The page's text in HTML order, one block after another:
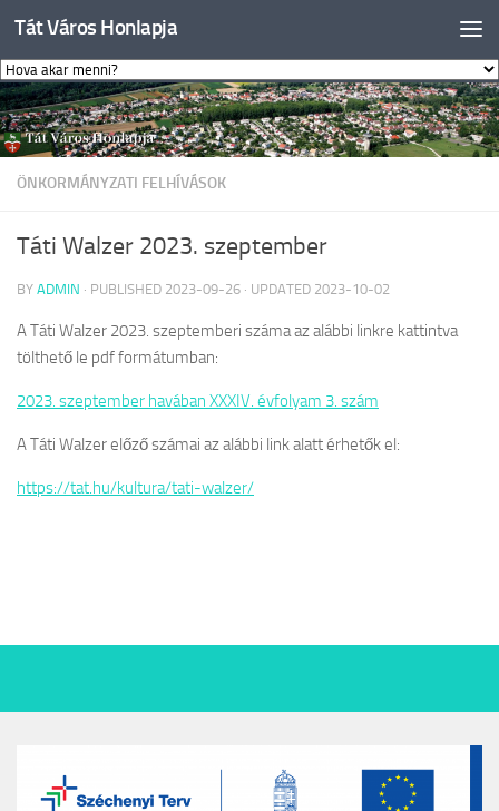
Skip to content
Tát Város Honlapja
ÖNKORMÁNYZATI FELHÍVÁSOK
Táti Walzer 2023. szeptember
BY ADMIN · PUBLISHED 2023-09-26 · UPDATED 2023-10-02
A Táti Walzer 2023. szeptemberi száma az alábbi linkre kattintva
tölthető le pdf formátumban:
2023. szeptember havában XXXIV. évfolyam 3. szám
A Táti Walzer előző számai az alábbi link alatt érhetők el:
https://tat.hu/kultura/tati-walzer/